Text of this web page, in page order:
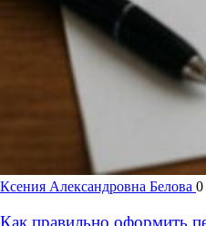
Ксения Александровна Белова 0
Как правильно оформить